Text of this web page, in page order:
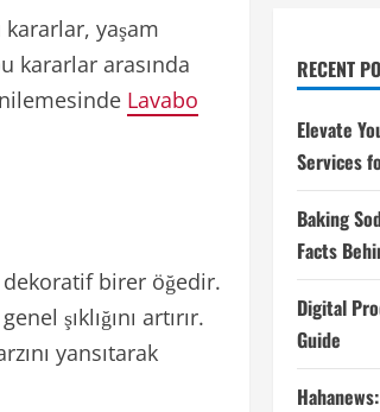
yaşam
kararlar arasında
Lavabo
birer öğedir.
şıklığını artırır.
yansıtarak
RECENT
Elevate
Services
Baking
Facts
Digital
Guide